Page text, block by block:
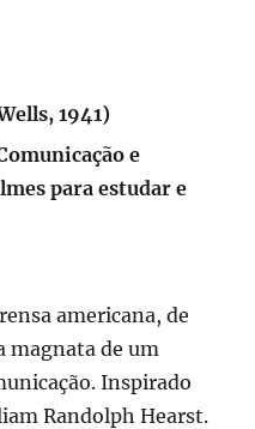
1941)
americana, de
magnata de um
Inspirado
Randolph Hearst.